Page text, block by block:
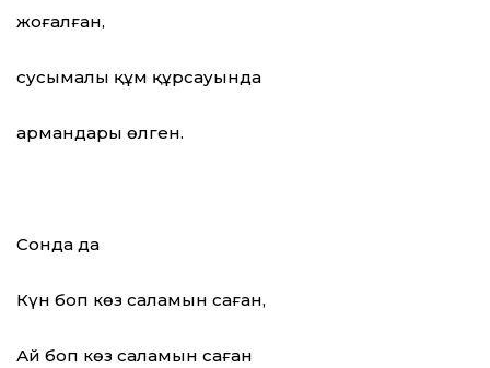
жоғалған,
сусымалы құм құрсауында
армандары өлген.
Сонда да
Күн боп көз саламын саған,
Ай боп көз саламын саған